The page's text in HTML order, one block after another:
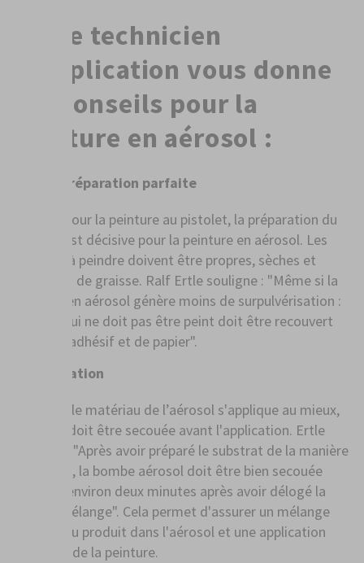
Notre technicien
d'application vous donne
ces conseils pour la
peinture en aérosol :
La préparation parfaite
Comme pour la peinture au pistolet, la préparation du
support est décisive pour la peinture en aérosol. Les
surfaces à peindre doivent être propres, sèches et
exemptes de graisse. Ralf Ertle souligne : "Même si la
peinture en aérosol génère moins de surpulvérisation :
Tout ce qui ne doit pas être peint doit être recouvert
de ruban adhésif et de papier".
Agitation
Pour que le matériau de l’aérosol s'applique au mieux,
l’aérosol doit être secouée avant l'application. Ertle
explique : "Après avoir préparé le substrat de la manière
habituelle, la bombe aérosol doit être bien secouée
pendant environ deux minutes après avoir délogé la
bille de mélange". Cela permet d'assurer un mélange
optimal du produit dans l'aérosol et une application
uniforme de la peinture.